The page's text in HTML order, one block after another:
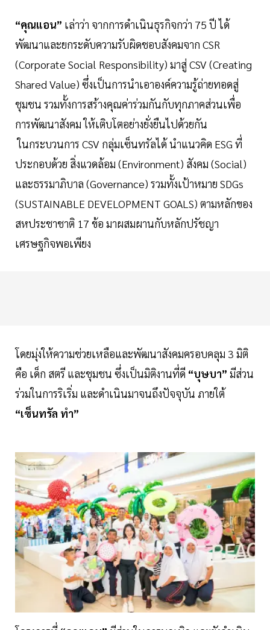
“คุณแอน” เล่าว่า จากการดำเนินธุรกิจกว่า 75 ปี ได้
พัฒนาและยกระดับความรับผิดชอบสังคมจาก CSR
(Corporate Social Responsibility) มาสู่ CSV (Creating
Shared Value) ซึ่งเป็นการนำเอาองค์ความรู้ถ่ายทอดสู่
ชุมชน รวมทั้งการสร้างคุณค่าร่วมกันกับทุกภาคส่วนเพื่อ
การพัฒนาสังคม ให้เติบโตอย่างยั่งยืนไปด้วยกัน
ในกระบวนการ CSV กลุ่มเซ็นทรัลได้ นำแนวคิด ESG ที่
ประกอบด้วย สิ่งแวดล้อม (Environment) สังคม (Social)
และธรรมาภิบาล (Governance) รวมทั้งเป้าหมาย SDGs
(SUSTAINABLE DEVELOPMENT GOALS) ตามหลักของ
สหประชาชาติ 17 ข้อ มาผสมผานกับหลักปรัชญา
เศรษฐกิจพอเพียง
โดยมุ่งให้ความช่วยเหลือและพัฒนาสังคมครอบคลุม 3 มิติ
คือ เด็ก สตรี และชุมชน ซึ่งเป็นมิติงานที่ดี “บุษบา” มีส่วน
ร่วมในการริเริ่ม และดำเนินมาจนถึงปัจจุบัน ภายใต้
“เซ็นทรัล ทำ”